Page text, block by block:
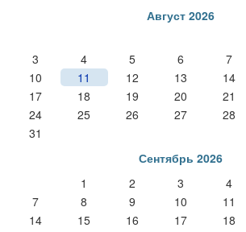
Август 2026
3
4 5 6 7
10
11 12 13 14
17
18 19 20 21
24
25 26 27 28
31
Сентябрь 2026
1
2 3 4
7
8 9 10 11
14
15 16 17 18